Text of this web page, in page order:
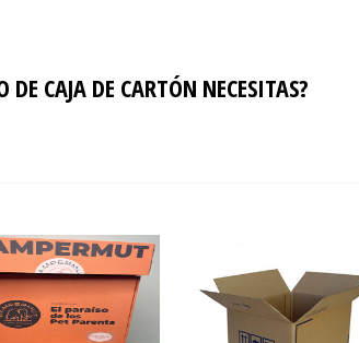
DE CAJA DE CARTÓN NECESITAS?